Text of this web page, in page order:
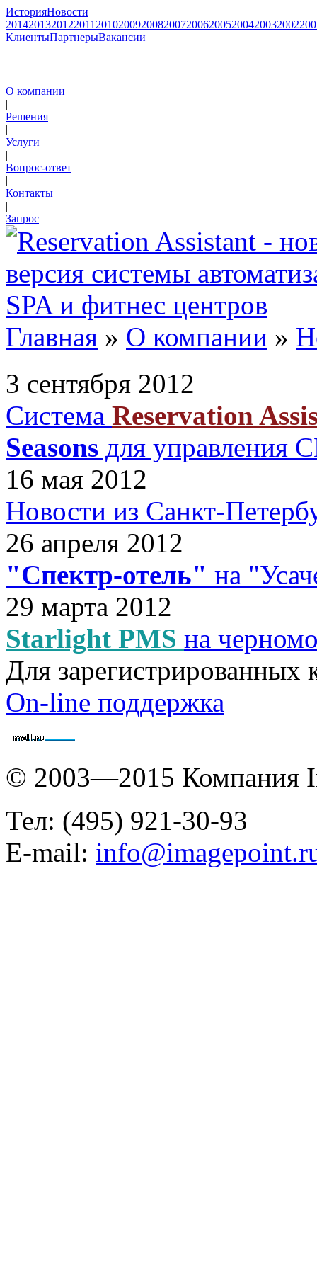
ИсторияНовости
2014201320122011 201020092008200720062005200420032002
КлиентыПартнерыВакансии
О компании
|
Решения
|
Услуги
|
Вопрос-ответ
|
Контакты
|
Запрос
Главная » О компании »
3 сентября 2012
Система Reservation
Seasons для управления
16 мая 2012
Новости из Санкт-
26 апреля 2012
"Спектр-отель" на
29 марта 2012
Starlight PMS на
Для зарегистрированных
On-line поддержка
© 2003—2015 Компания
Тел: (495) 921-30-93
E-mail: